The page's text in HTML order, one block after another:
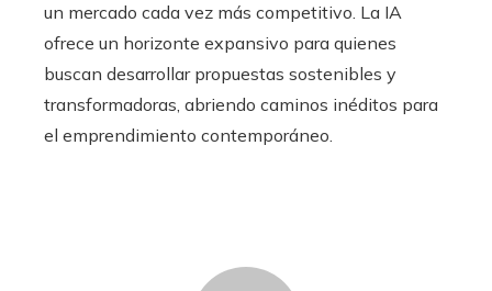
un mercado cada vez más competitivo. La IA
ofrece un horizonte expansivo para quienes
buscan desarrollar propuestas sostenibles y
transformadoras, abriendo caminos inéditos para
el emprendimiento contemporáneo.